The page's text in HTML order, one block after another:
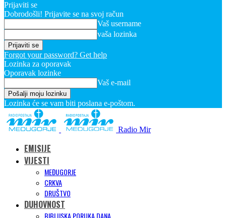
Prijaviti se
Dobrodošli! Prijavite se na svoj račun
Vaš username
vaša lozinka
Forgot your password? Get help
Lozinka za oporavak
Oporavak lozinke
Vaš e-mail
Lozinka će se vam biti poslana e-poštom.
Radio Mir
EMISIJE
VIJESTI
MEĐUGORJE
CRKVA
DRUŠTVO
DUHOVNOST
BIBLIJSKA PORUKA DANA